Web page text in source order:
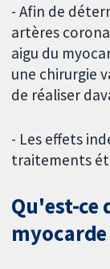
- Afin de
artères
aigu du
une chirurgie
de réaliser
- Les effets
traitements
Qu'est-ce